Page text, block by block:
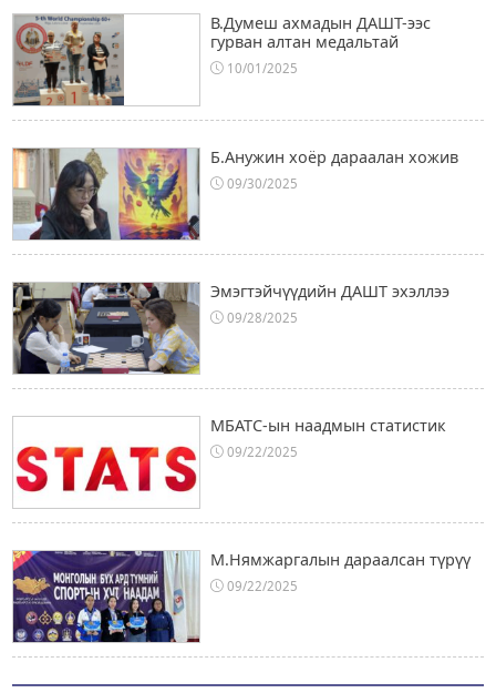
В.Думеш ахмадын ДАШТ-ээс
гурван алтан медальтай
10/01/2025
Б.Анужин хоёр дараалан хожив
09/30/2025
Эмэгтэйчүүдийн ДАШТ эхэллээ
09/28/2025
МБАТС-ын наадмын статистик
09/22/2025
М.Нямжаргалын дараалсан түрүү
09/22/2025